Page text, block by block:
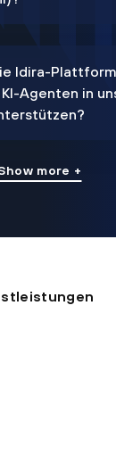
Idira-
Agenten in
more +